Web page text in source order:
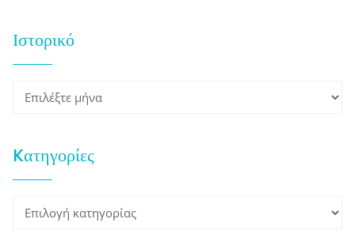
Ιστορικό
Ιστορικό
Kατηγορίες
Kατηγορίες